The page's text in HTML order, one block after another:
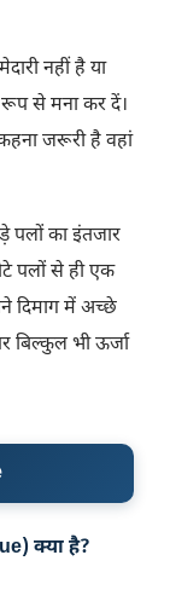
नहीं है या
से मना कर दें।
जरूरी है वहां
पलों का इंतजार
पलों से ही एक
दिमाग में अच्छे
बिल्कुल भी ऊर्जा
क्या है?